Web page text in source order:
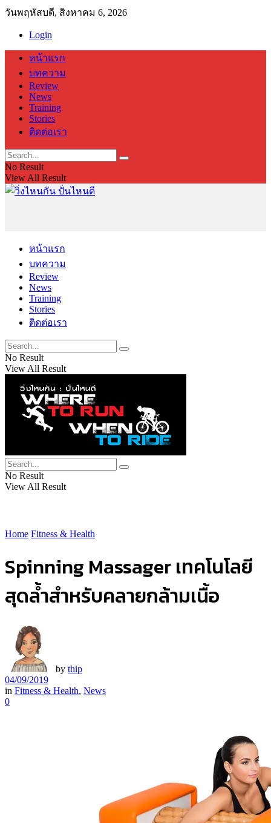
วันพฤหัสบดี, สิงหาคม 6, 2026
Login
หน้าแรก
บทความ
Review
News
Training
Stories
ติดต่อเรา
No Result
View All Result
หน้าแรก
บทความ
Review
News
Training
Stories
ติดต่อเรา
No Result
View All Result
No Result
View All Result
Home Fitness & Health
Spinning Massager เทคโนโลยี
สุดล้ำสำหรับคลายกล้ามเนื้อ
by thip
04/09/2019
in Fitness & Health, News
0